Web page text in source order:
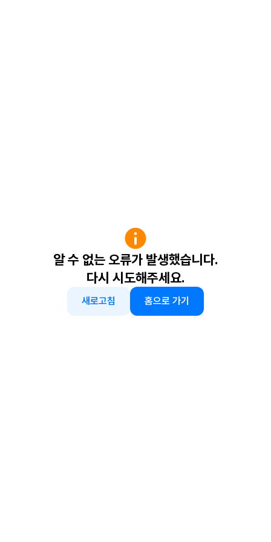
알 수 없는 오류가 발생했습니다.
다시 시도해주세요.
새로고침 홈으로 가기